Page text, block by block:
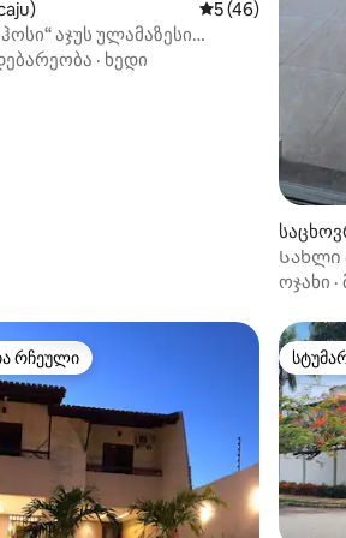
საშუალო
5 (46)
აჯუს ულამაზესი
· ხედი
Სახლი
ოჯახი ·
რჩეული
რჩეული